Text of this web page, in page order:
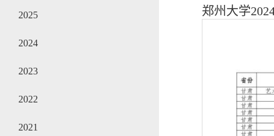
2025
2024
2023
2022
2021
郑州大学